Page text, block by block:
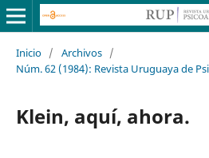
Inicio / Archivos /
Núm. 62 (1984): Revista Uruguaya de
Klein, aquí, ahora.